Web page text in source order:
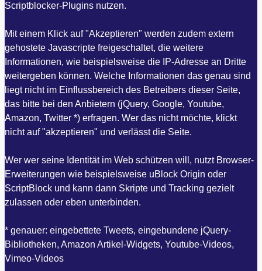
Scriptblocker-Plugins nutzen.
Mit einem Klick auf "Akzeptieren" werden zudem extern
gehostete Javascripte freigeschaltet, die weitere
Informationen, wie beispielsweise die IP-Adresse an Dritte
weitergeben können. Welche Informationen das genau sind
liegt nicht im Einflussbereich des Betreibers dieser Seite,
das bitte bei den Anbietern (jQuery, Google, Youtube,
Amazon, Twitter *) erfragen. Wer das nicht möchte, klickt
nicht auf "akzeptieren" und verlässt die Seite.
Wer wer seine Identität im Web schützen will, nutzt Browser-
Erweiterungen wie beispielsweise uBlock Origin oder
ScriptBlock und kann dann Skripte und Tracking gezielt
zulassen oder eben unterbinden.
* genauer: eingebettete Tweets, eingebundene jQuery-
Bibliotheken, Amazon Artikel-Widgets, Youtube-Videos,
Vimeo-Videos